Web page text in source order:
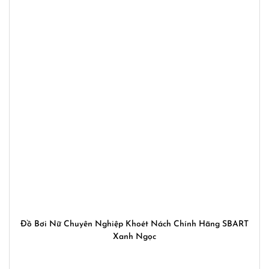
Đồ Bơi Nữ Chuyên Nghiệp Khoét Nách Chính Hãng SBART
Xanh Ngọc